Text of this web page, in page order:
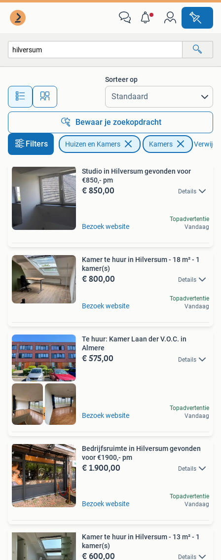
Alle afstanden…
Sorteer op
Bewaar je zoekopdracht
Filters Huizen en Kamers Kamers
Studio in Hilversum gevonden voor
€850,- pm
€ 850,00 Details
Bezoek website
Topadvertentie
Vandaag
Kamer te huur in Hilversum - 18 m² - 1
kamer(s)
€ 800,00 Details
Bezoek website
Topadvertentie
Vandaag
Meer op onze site
Te huur: Kamer Laan der V.O.C. in
Almere
€ 575,00 Details
Bezoek website
Topadvertentie
Vandaag
Bedrijfsruimte in Hilversum gevonden
voor €1900,- pm
€ 1.900,00 Details
Bezoek website
Topadvertentie
Vandaag
Kamer te huur in Hilversum - 13 m² - 1
kamer(s)
€ 600,00 Details